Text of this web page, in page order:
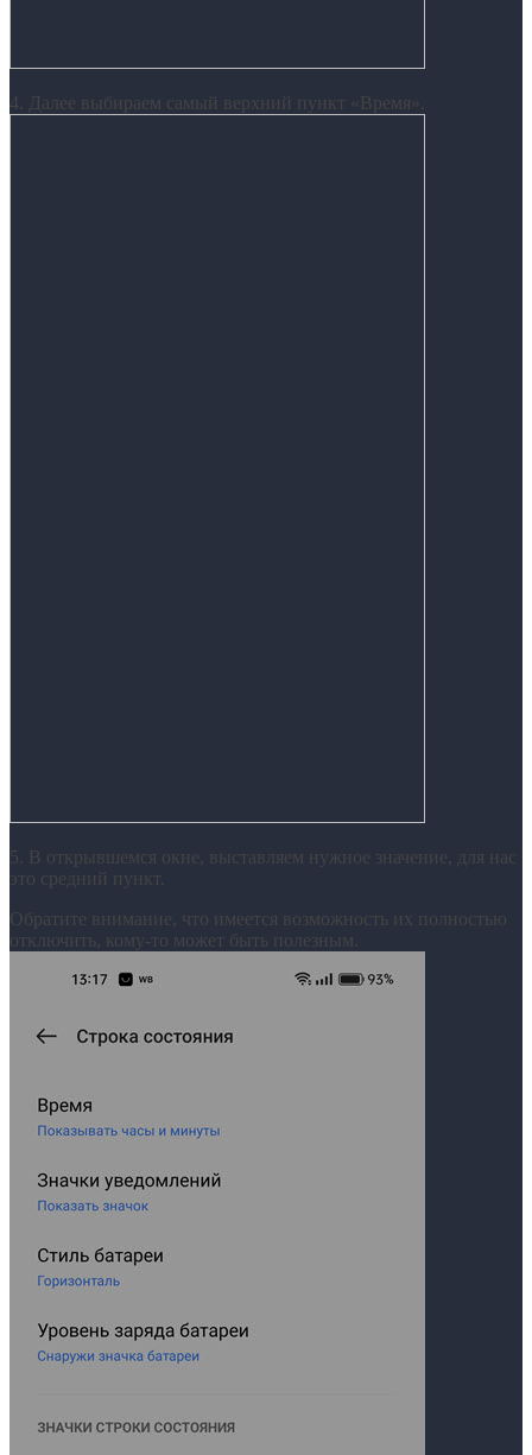
4. Далее выбираем самый верхний пункт «Время».
5. В открывшемся окне, выставляем нужное значение, для нас
это средний пункт.
Обратите внимание, что имеется возможность их полностью
отключить, кому-то может быть полезным.